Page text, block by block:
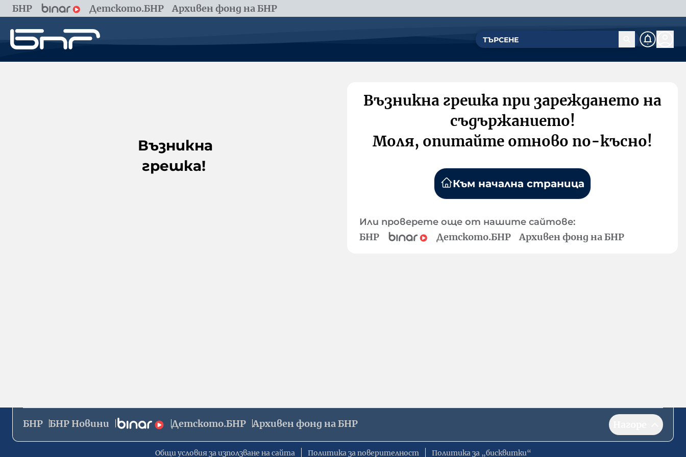
БНР Детското.БНР Архивен фонд на БНР
Възникна
грешка!
Възникна грешка при зареждането на
съдържанието!
Моля, опитайте отново по-късно!
Към начална страница
Или проверете още от нашите сайтове:
БНР Детското.БНР Архивен фонд на БНР
БНР БНР Новини Детското.БНР Архивен фонд на БНР
Общи условия за използване на сайта Политика за поверителност Политика за „бисквитки“